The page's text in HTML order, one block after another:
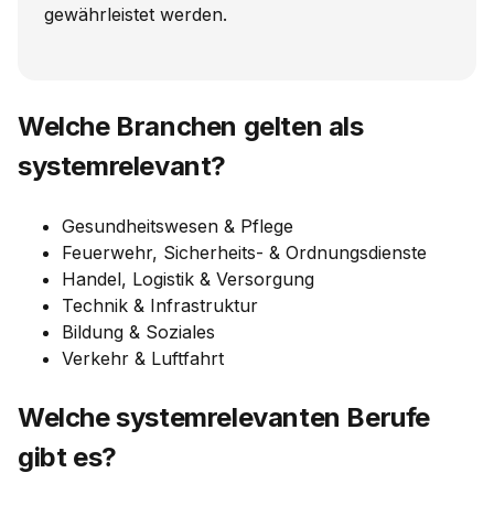
gewährleistet werden.
Welche Branchen gelten als
systemrelevant?
Gesundheitswesen & Pflege
Feuerwehr, Sicherheits- & Ordnungsdienste
Handel, Logistik & Versorgung
Technik & Infrastruktur
Bildung & Soziales
Verkehr & Luftfahrt
Welche systemrelevanten Berufe
gibt es?